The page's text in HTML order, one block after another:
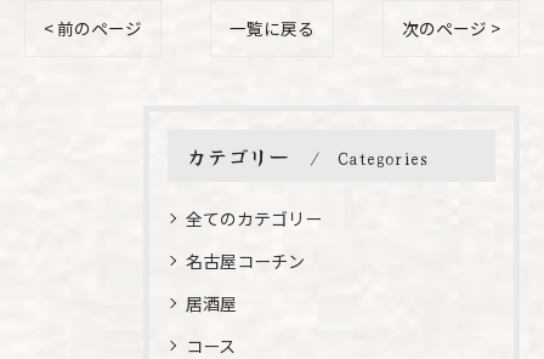
< 前のページ 一覧に戻る 次のページ >
カテゴリー Categories
全てのカテゴリー
名古屋コーチン
居酒屋
コース